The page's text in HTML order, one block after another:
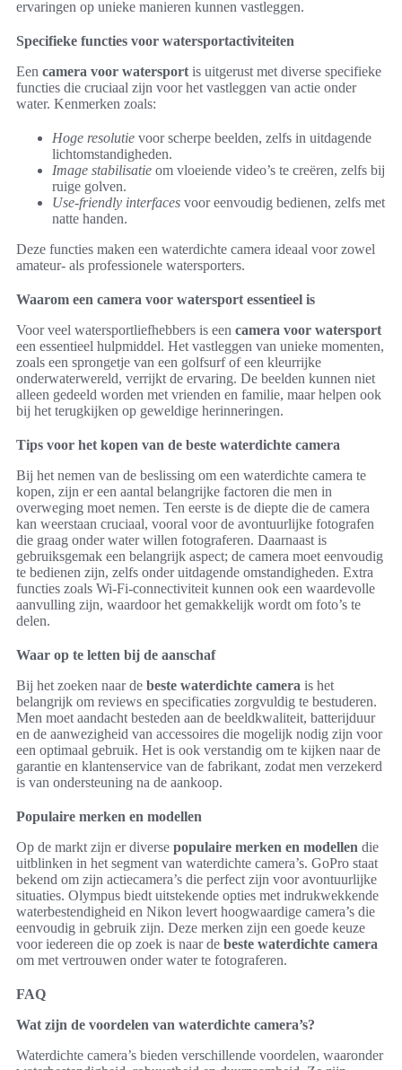
ervaringen op unieke manieren kunnen vastleggen.
Specifieke functies voor watersportactiviteiten
Een camera voor watersport is uitgerust met diverse specifieke
functies die cruciaal zijn voor het vastleggen van actie onder
water. Kenmerken zoals:
Hoge resolutie voor scherpe beelden, zelfs in uitdagende
lichtomstandigheden.
Image stabilisatie om vloeiende video’s te creëren, zelfs bij
ruige golven.
Use-friendly interfaces voor eenvoudig bedienen, zelfs met
natte handen.
Deze functies maken een waterdichte camera ideaal voor zowel
amateur- als professionele watersporters.
Waarom een camera voor watersport essentieel is
Voor veel watersportliefhebbers is een camera voor watersport
een essentieel hulpmiddel. Het vastleggen van unieke momenten,
zoals een sprongetje van een golfsurf of een kleurrijke
onderwaterwereld, verrijkt de ervaring. De beelden kunnen niet
alleen gedeeld worden met vrienden en familie, maar helpen ook
bij het terugkijken op geweldige herinneringen.
Tips voor het kopen van de beste waterdichte camera
Bij het nemen van de beslissing om een waterdichte camera te
kopen, zijn er een aantal belangrijke factoren die men in
overweging moet nemen. Ten eerste is de diepte die de camera
kan weerstaan cruciaal, vooral voor de avontuurlijke fotografen
die graag onder water willen fotograferen. Daarnaast is
gebruiksgemak een belangrijk aspect; de camera moet eenvoudig
te bedienen zijn, zelfs onder uitdagende omstandigheden. Extra
functies zoals Wi-Fi-connectiviteit kunnen ook een waardevolle
aanvulling zijn, waardoor het gemakkelijk wordt om foto’s te
delen.
Waar op te letten bij de aanschaf
Bij het zoeken naar de beste waterdichte camera is het
belangrijk om reviews en specificaties zorgvuldig te bestuderen.
Men moet aandacht besteden aan de beeldkwaliteit, batterijduur
en de aanwezigheid van accessoires die mogelijk nodig zijn voor
een optimaal gebruik. Het is ook verstandig om te kijken naar de
garantie en klantenservice van de fabrikant, zodat men verzekerd
is van ondersteuning na de aankoop.
Populaire merken en modellen
Op de markt zijn er diverse populaire merken en modellen die
uitblinken in het segment van waterdichte camera’s. GoPro staat
bekend om zijn actiecamera’s die perfect zijn voor avontuurlijke
situaties. Olympus biedt uitstekende opties met indrukwekkende
waterbestendigheid en Nikon levert hoogwaardige camera’s die
eenvoudig in gebruik zijn. Deze merken zijn een goede keuze
voor iedereen die op zoek is naar de beste waterdichte camera
om met vertrouwen onder water te fotograferen.
FAQ
Wat zijn de voordelen van waterdichte camera’s?
Waterdichte camera’s bieden verschillende voordelen, waaronder